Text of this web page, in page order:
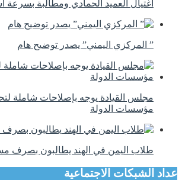
اغتيال العميد الحمادي ومطالبة بسرعة
” المركزي اليمني” يصدر توضيح هام
مجلس القيادة يوجه بإصلاحات شاملة
مؤسسات الدولة
طلاب اليمن في الهند يطالبون بصرف
عداد الشبكات الاجتماعية